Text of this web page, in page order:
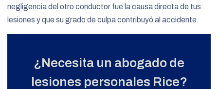
negligencia del otro conductor fue la causa directa de tus
lesiones y que su grado de culpa contribuyó al accidente.
¿Necesita un abogado de
lesiones personales Rice?